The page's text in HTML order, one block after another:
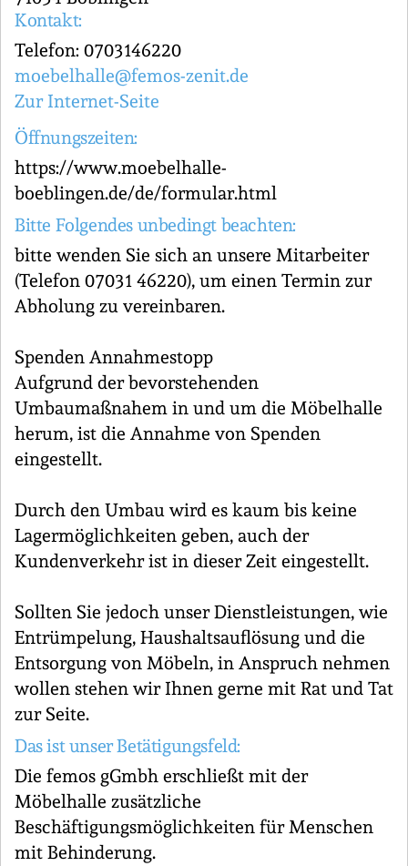
Kontakt:
Telefon: 0703146220
moebelhalle@femos-zenit.de
Zur Internet-Seite
Öffnungszeiten:
https://www.moebelhalle-
boeblingen.de/de/formular.html
Bitte Folgendes unbedingt beachten:
bitte wenden Sie sich an unsere Mitarbeiter
(Telefon 07031 46220), um einen Termin zur
Abholung zu vereinbaren.
Spenden Annahmestopp
Aufgrund der bevorstehenden
Umbaumaßnahem in und um die Möbelhalle
herum, ist die Annahme von Spenden
eingestellt.
Durch den Umbau wird es kaum bis keine
Lagermöglichkeiten geben, auch der
Kundenverkehr ist in dieser Zeit eingestellt.
Sollten Sie jedoch unser Dienstleistungen, wie
Entrümpelung, Haushaltsauflösung und die
Entsorgung von Möbeln, in Anspruch nehmen
wollen stehen wir Ihnen gerne mit Rat und Tat
zur Seite.
Das ist unser Betätigungsfeld:
Die femos gGmbh erschließt mit der
Möbelhalle zusätzliche
Beschäftigungsmöglichkeiten für Menschen
mit Behinderung.